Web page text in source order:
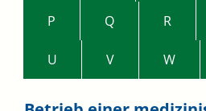
P Q R
U V W